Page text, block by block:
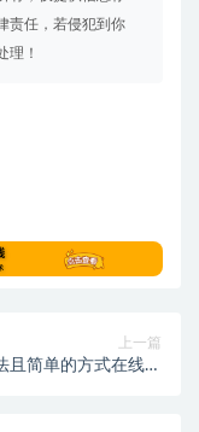
责任，若侵犯到你
理！
上一篇
且简单的方式在线赚